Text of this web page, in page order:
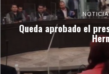
Queda aprobado el